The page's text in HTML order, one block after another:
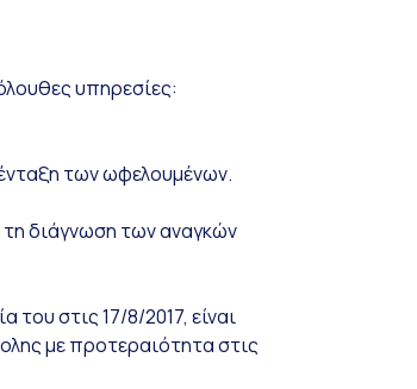
υπηρεσίες:
των ωφελουμένων.
τη διάγνωση των αναγκών
στις 17/8/2017, είναι
με προτεραιότητα στις